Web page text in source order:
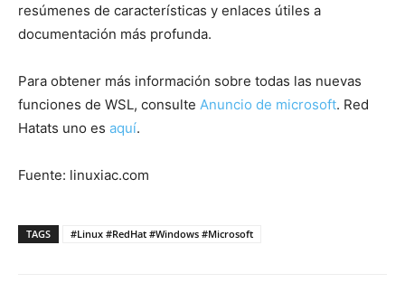
resúmenes de características y enlaces útiles a
documentación más profunda.
Para obtener más información sobre todas las nuevas
funciones de WSL, consulte Anuncio de microsoft. Red
Hatats uno es aquí.
Fuente: linuxiac.com
TAGS #Linux #RedHat #Windows #Microsoft